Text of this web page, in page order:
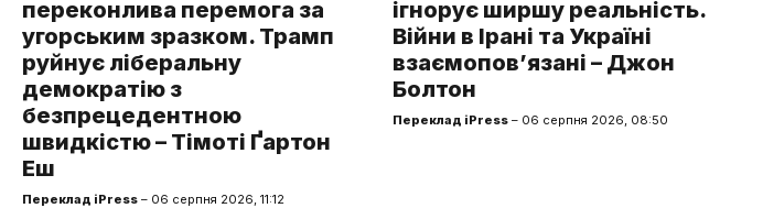
переконлива перемога за
угорським зразком. Трамп
руйнує ліберальну
демократію з
безпрецедентною
швидкістю – Тімоті Ґартон
Еш
Переклад iPress – 06 серпня 2026, 11:12
ігнорує ширшу реальність.
Війни в Ірані та Україні
взаємопов’язані – Джон
Болтон
Переклад iPress – 06 серпня 2026, 08:50